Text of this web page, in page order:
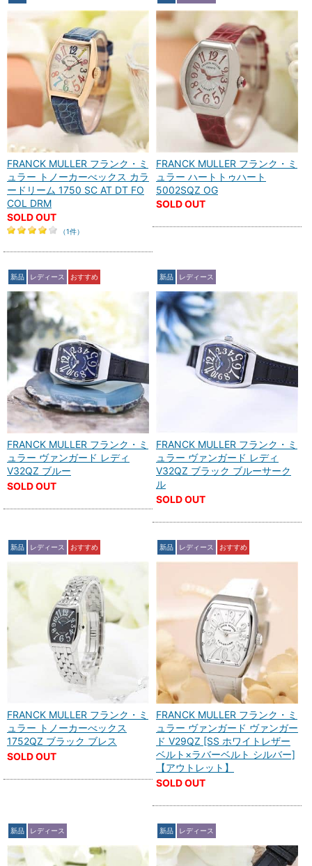
FRANCK MULLER フランク・ミ
ュラー トノーカーべックス カラ
ードリーム 1750 SC AT DT FO
COL DRM
SOLD OUT
（1件）
FRANCK MULLER フランク・ミ
ュラー ハートトゥハート
5002SQZ OG
SOLD OUT
新品 レディース おすすめ
FRANCK MULLER フランク・ミ
ュラー ヴァンガード レディ
V32QZ ブルー
SOLD OUT
新品 レディース
FRANCK MULLER フランク・ミ
ュラー ヴァンガード レディ
V32QZ ブラック ブルーサーク
ル
SOLD OUT
新品 レディース おすすめ
FRANCK MULLER フランク・ミ
ュラー トノーカーべックス
1752QZ ブラック ブレス
SOLD OUT
新品 レディース おすすめ
FRANCK MULLER フランク・ミ
ュラー ヴァンガード ヴァンガー
ド V29QZ [SS ホワイトレザー
ベルト×ラバーベルト シルバー]
【アウトレット】
SOLD OUT
新品 レディース 新品 レディース